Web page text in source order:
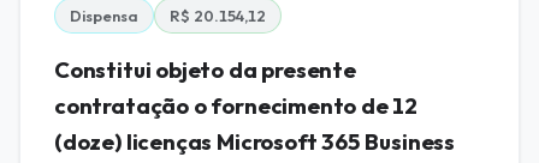
Dispensa R$ 20.154,12
Constitui objeto da presente
contratação o fornecimento de 12
(doze) licenças Microsoft 365 Business